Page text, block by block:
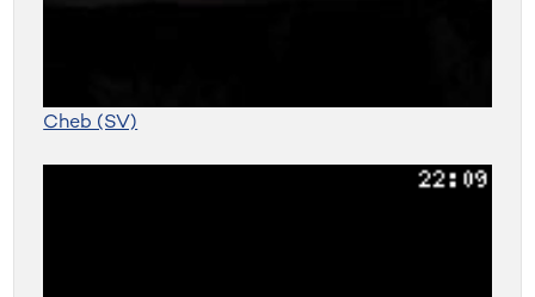
Cheb (SV)